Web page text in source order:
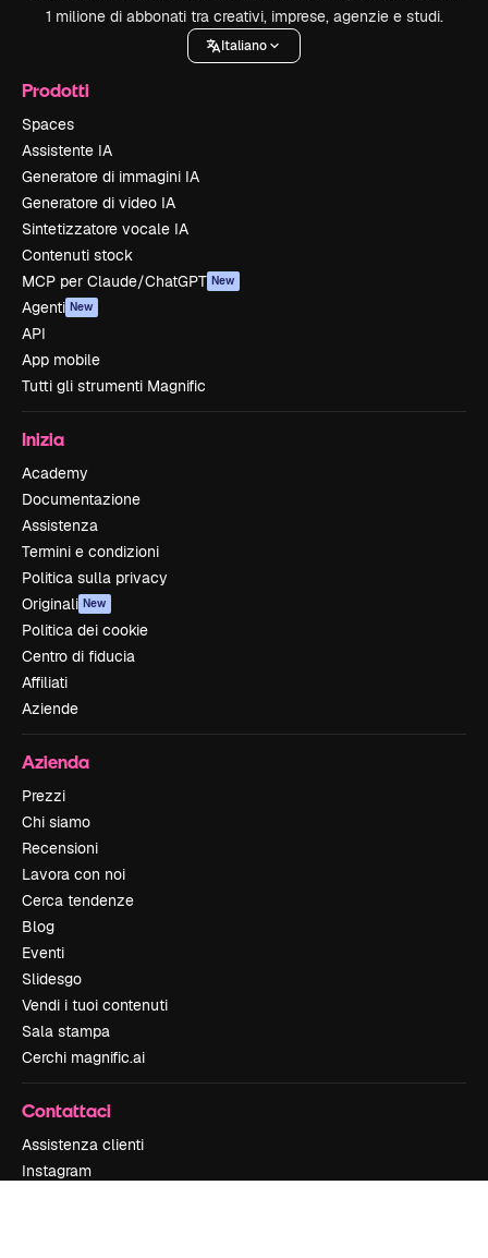
1 milione di abbonati tra creativi, imprese, agenzie e studi.
Italiano
Prodotti
Spaces
Assistente IA
Generatore di immagini IA
Generatore di video IA
Sintetizzatore vocale IA
Contenuti stock
MCP per Claude/ChatGPT New
Agenti New
API
App mobile
Tutti gli strumenti Magnific
Inizia
Academy
Documentazione
Assistenza
Termini e condizioni
Politica sulla privacy
Originali New
Politica dei cookie
Centro di fiducia
Affiliati
Aziende
Azienda
Prezzi
Chi siamo
Recensioni
Lavora con noi
Cerca tendenze
Blog
Eventi
Slidesgo
Vendi i tuoi contenuti
Sala stampa
Cerchi magnific.ai
Contattaci
Assistenza clienti
Instagram